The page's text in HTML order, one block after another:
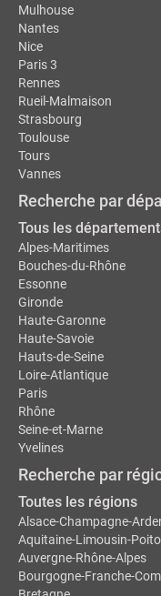
Mulhouse
Nantes
Nice
Paris 3
Rennes
Rueil-Malmaison
Strasbourg
Toulouse
Tours
Vannes
Recherche par
Tous les
Alpes-Maritimes
Bouches-du-Rhône
Essonne
Gironde
Haute-Garonne
Haute-Savoie
Hauts-de-Seine
Loire-Atlantique
Paris
Rhône
Seine-et-Marne
Yvelines
Recherche par
Toutes les régions
Alsace-Champagne-
Aquitaine-Limousin-
Auvergne-Rhône-Alpes
Bourgogne-Franche-